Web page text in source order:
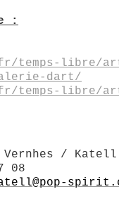
:
temps-libre/
dart/
temps-libre/
Vernhes /
08